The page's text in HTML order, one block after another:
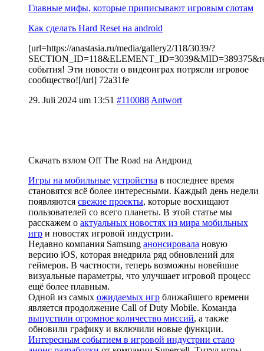
Главные мифы, которые приписывают игровым слотам
Как сделать Hard Reset на android
[url=https://anastasia.ru/media/gallery2/118/3039/?
события! Эти новости о видеоиграх потрясли игровое
сообщество![/url] 72a31fe
29. Juli 2024 um 13:51 #110088 Antwort
Скачать взлом Off The Road на Андроид
Игры на мобильные устройства в последнее время
становятся всё более интересными. Каждый день недели
появляются свежие проекты, которые восхищают
пользователей со всего планеты. В этой статье мы
расскажем о актуальных новостях из мира мобильных
игр и новостях игровой индустрии.
Недавно компания Samsung анонсировала новую
версию iOS, которая внедрила ряд обновлений для
геймеров. В частности, теперь возможны новейшие
визуальные параметры, что улучшает игровой процесс
ещё более плавным.
Одной из самых ожидаемых игр ближайшего времени
является продолжение Call of Duty Mobile. Команда
выпустили огромное количество миссий, а также
обновили графику и включили новые функции.
Интересным событием в игровой индустрии стало